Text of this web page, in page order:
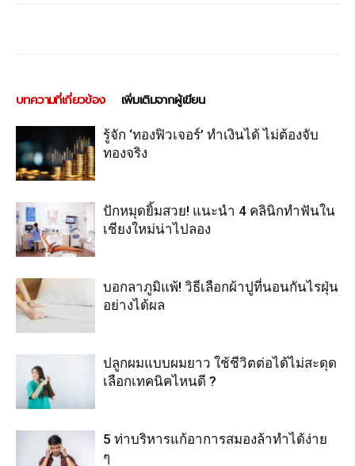
บทความที่เกี่ยวข้อง เพิ่มเติมจากผู้เขียน
รู้จัก ‘ทองฟิวเจอร์’ ทำเงินได้ ไม่ต้องจับ
ทองจริง
ปักหมุดยิ้มสวย! แนะนำ 4 คลินิกทำฟันใน
เชียงใหม่น่าไปลอง
บอกลาภูมิแพ้! วิธีเลือกผ้าปูที่นอนกันไรฝุ่น
อย่างได้ผล
ปลูกผมแบบผมยาว ใช้ชีวิตต่อได้ไม่สะดุด
เลือกเทคนิคไหนดี ?
5 ท่าบริหารแก้อาการสมองล้าทำได้ง่าย
ๆ